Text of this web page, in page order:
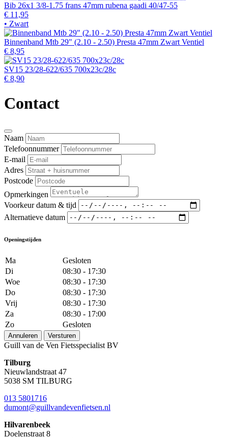
Bib 26x1 3/8-1.75 frans 47mm rubena gaadi 40/47-55
€ 11,95
• Zwart
Binnenband Mtb 29" (2.10 - 2.50) Presta 47mm Zwart Ventiel
€ 8,95
SV15 23/28-622/635 700x23c/28c
€ 8,90
Contact
Naam
Telefoonnummer
E-mail
Adres
Postcode
Opmerkingen
Voorkeur datum & tijd
Alternatieve datum
Openingstijden
Ma
Gesloten
Di
08:30 - 17:30
Woe
08:30 - 17:30
Do
08:30 - 17:30
Vrij
08:30 - 17:30
Za
08:30 - 17:00
Zo
Gesloten
Annuleren Versturen
Guill van de Ven Fietsspecialist BV
Tilburg
Nieuwlandstraat 47
5038 SM TILBURG
013 5801716
dumont@guillvandevenfietsen.nl
Hilvarenbeek
Doelenstraat 8